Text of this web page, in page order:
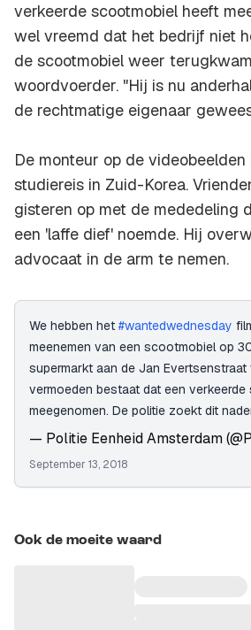
verkeerde scootmobiel heeft
wel vreemd dat het bedrijf niet
de scootmobiel weer
woordvoerder. "Hij is nu
de rechtmatige eigenaar
De monteur op de
studiereis in Zuid-Korea.
gisteren op met de mededeling
een 'laffe dief' noemde. Hij
advocaat in de arm te nemen.
We hebben het #wantedwednesday
meenemen van een scootmobiel op
supermarkt aan de Jan Evertsenstraat
vermoeden bestaat dat een
meegenomen. De politie zoekt dit
— Politie Eenheid Amsterdam
September 13, 2018
Ook de moeite waard